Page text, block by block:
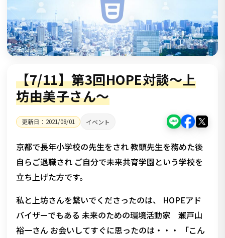
【7/11】第3回HOPE対談～上
坊由美子さん～
更新日： 2021/08/01 イベント
京都で長年小学校の先生をされ 教頭先生を務めた後
自らご退職され ご自分で未来共育学園という学校を
立ち上げた方です。
私と上坊さんを繋いでくださったのは、 HOPEアド
バイザーでもある 未来のための環境活動家 瀨戸山
裕一さん お会いしてすぐに思ったのは・・・ 「こん